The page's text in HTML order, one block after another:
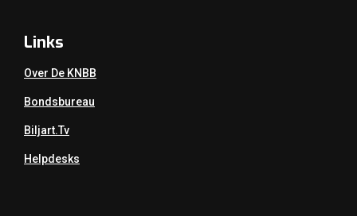
Links
Over De KNBB
Bondsbureau
Biljart.tv
Helpdesks